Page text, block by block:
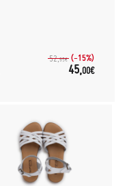
52,95€ (-15%)
45,00€